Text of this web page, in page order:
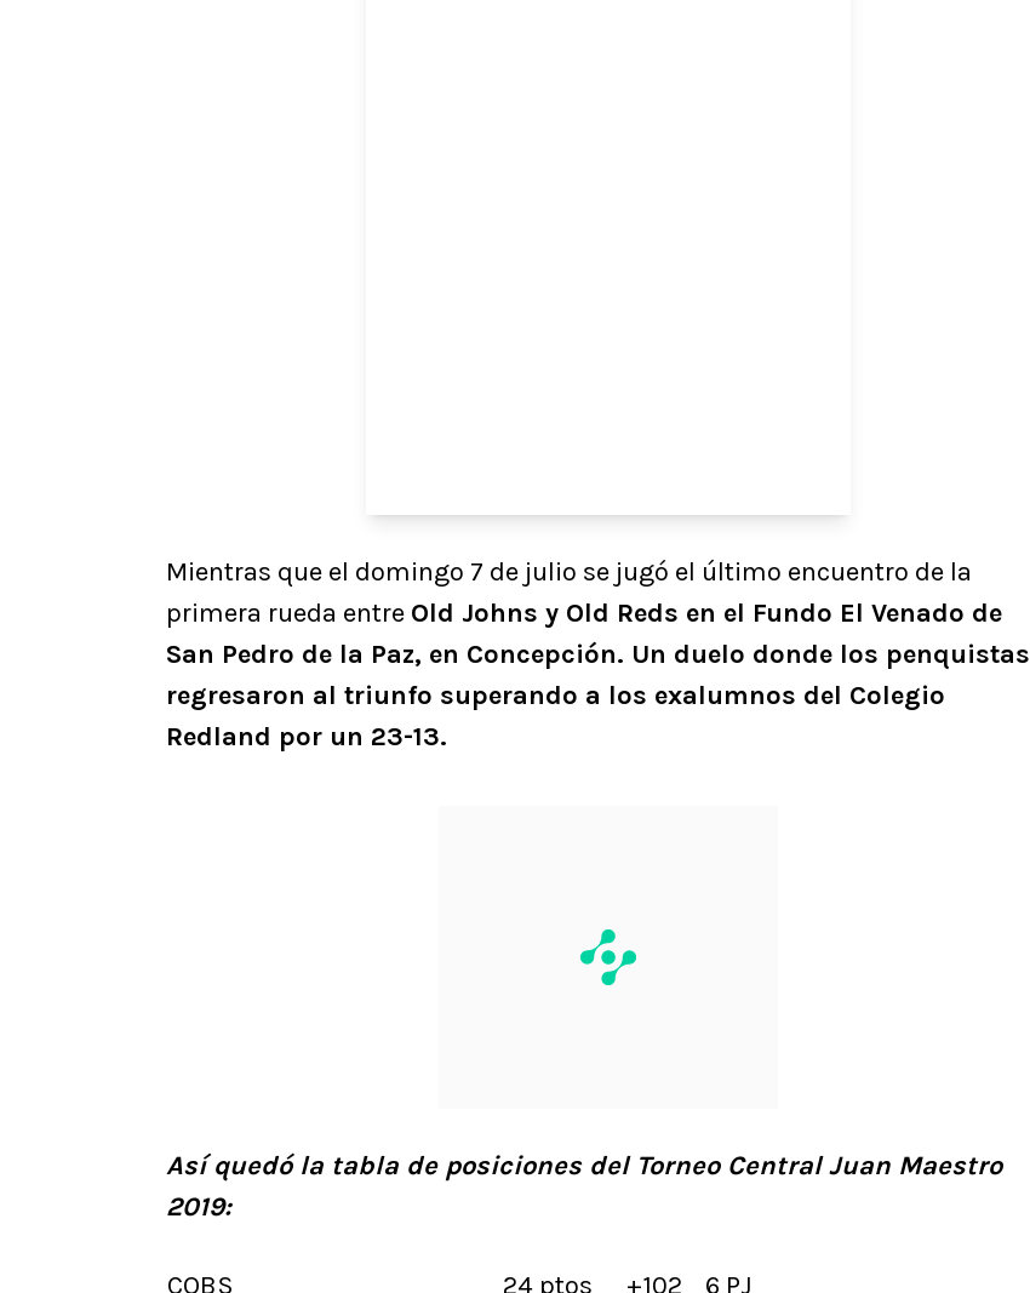
Mientras que el domingo 7 de julio se jugó el último encuentro de la
primera rueda entre Old Johns y Old Reds en el Fundo El Venado de
San Pedro de la Paz, en Concepción. Un duelo donde los penquistas
regresaron al triunfo superando a los exalumnos del Colegio
Redland por un 23-13.
Así quedó la tabla de posiciones del Torneo Central Juan Maestro
2019:
COBS 24 ptos +102 6 PJ